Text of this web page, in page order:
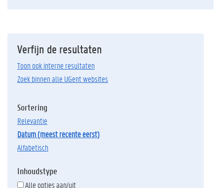
Verfijn de resultaten
Toon ook interne resultaten
Zoek binnen alle UGent websites
Sortering
relevantie
datum (meest recente eerst)
alfabetisch
Inhoudstype
Alle opties aan/uit